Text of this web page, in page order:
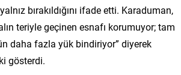
bırakıldığını ifade etti. Karaduman,
teriyle geçinen esnafı korumuyor; tam
daha fazla yük bindiriyor” diyerek
gösterdi.